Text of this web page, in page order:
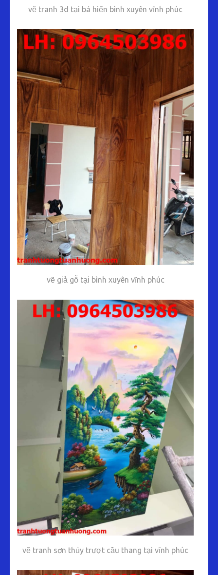
vẽ tranh 3d tại bá hiến bình xuyên vĩnh phúc
vẽ giả gỗ tại bình xuyên vĩnh phúc
vẽ tranh sơn thủy trượt cầu thang tại vĩnh phúc